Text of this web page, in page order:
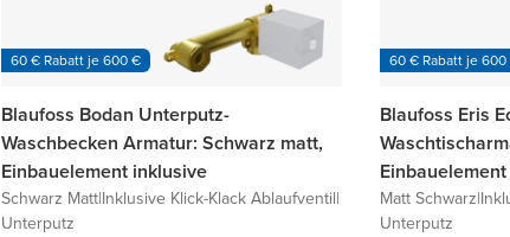
60 € Rabatt je 600 €
Blaufoss Bodan Unterputz-
Waschbecken Armatur: Schwarz matt,
Einbauelement inklusive
Schwarz Matt|Inklusive Klick-Klack Ablaufventil|
Unterputz
60 € Rabatt je
Blaufoss Eris
Matt Schwarz|
Unterputz